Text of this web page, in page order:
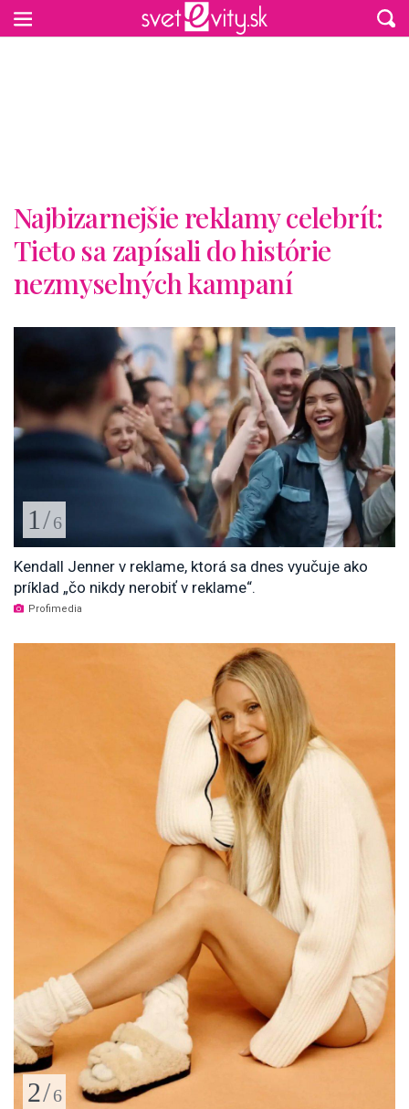
Najbizarnejšie reklamy celebrít:
Tieto sa zapísali do histórie
nezmyselných kampaní
1 /6
Kendall Jenner v reklame, ktorá sa dnes vyučuje ako
príklad „čo nikdy nerobiť v reklame“.
Profimedia
2/6